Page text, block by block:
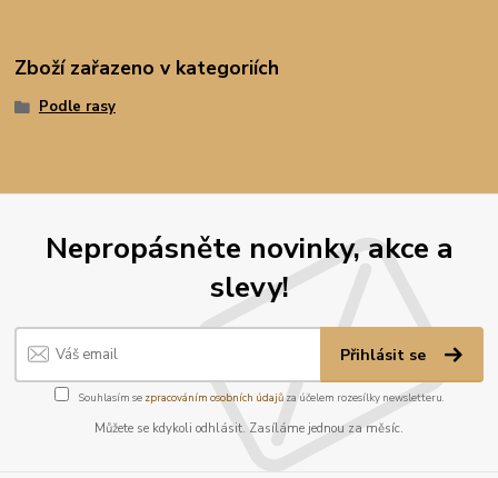
Zboží zařazeno v kategoriích
Podle rasy
Nepropásněte novinky, akce a
slevy!
Přihlásit se
Souhlasím se zpracováním osobních údajůza účelem rozesílky newsletteru.
Můžete se kdykoli odhlásit. Zasíláme jednou za měsíc.